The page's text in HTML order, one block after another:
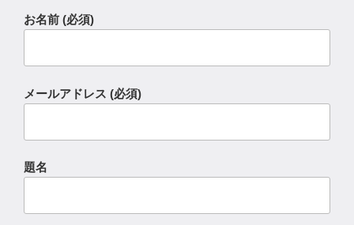
お名前 (必須)
メールアドレス (必須)
題名